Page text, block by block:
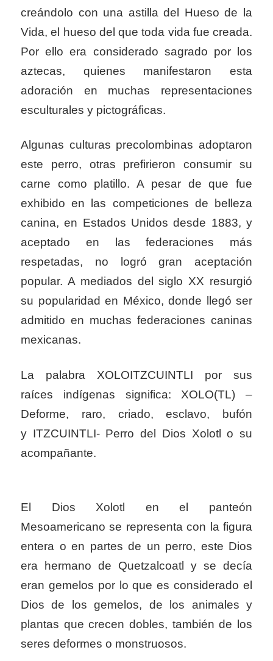
creándolo con una astilla del Hueso de la
Vida, el hueso del que toda vida fue creada.
Por ello era considerado sagrado por los
aztecas, quienes manifestaron esta
adoración en muchas representaciones
esculturales y pictográficas.
Algunas culturas precolombinas adoptaron
este perro, otras prefirieron consumir su
carne como platillo. A pesar de que fue
exhibido en las competiciones de belleza
canina, en Estados Unidos desde 1883, y
aceptado en las federaciones más
respetadas, no logró gran aceptación
popular. A mediados del siglo XX resurgió
su popularidad en México, donde llegó ser
admitido en muchas federaciones caninas
mexicanas.
La palabra XOLOITZCUINTLI por sus
raíces indígenas significa: XOLO(TL) –
Deforme, raro, criado, esclavo, bufón
y ITZCUINTLI- Perro del Dios Xolotl o su
acompañante.
El Dios Xolotl en el panteón
Mesoamericano se representa con la figura
entera o en partes de un perro, este Dios
era hermano de Quetzalcoatl y se decía
eran gemelos por lo que es considerado el
Dios de los gemelos, de los animales y
plantas que crecen dobles, también de los
seres deformes o monstruosos.